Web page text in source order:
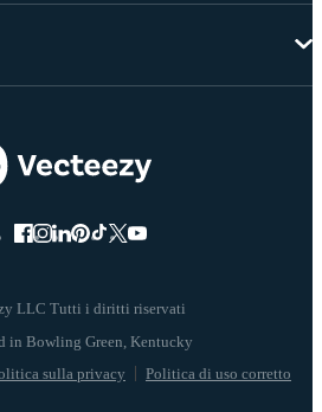
LLC Tutti i diritti riservati
sulla privacy Politica di uso corretto